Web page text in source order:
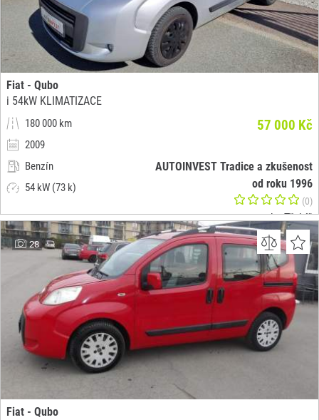
Fiat - Qubo
i 54kW KLIMATIZACE
180 000 km
2009
Benzín
54 kW (73 k)
57 000 Kč
AUTOINVEST Tradice a zkušenost
od roku 1996
(0)
okr. Třebíč
28
Fiat - Qubo